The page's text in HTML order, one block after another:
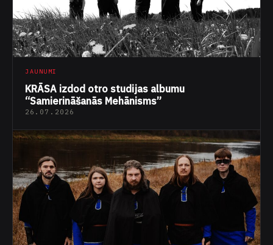
JAUNUMI
KRĀSA izdod otro studijas albumu
“Samierināšanās Mehānisms”
26.07.2026